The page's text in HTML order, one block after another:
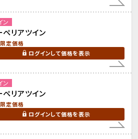
ン
ペリアツイン
定価格
ログインして価格を表示
ン
ペリアツイン
定価格
ログインして価格を表示